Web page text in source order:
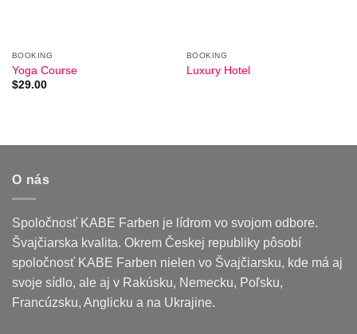
BOOKING
Yoga Course
$29.00
BOOKING
Luxury Hotel
O nás
Spoločnosť KABE Farben je lídrom vo svojom odbore.
Švajčiarska kvalita. Okrem Českej republiky pôsobí
spoločnosť KABE Farben nielen vo Švajčiarsku, kde má aj
svoje sídlo, ale aj v Rakúsku, Nemecku, Poľsku,
Francúzsku, Anglicku a na Ukrajine.